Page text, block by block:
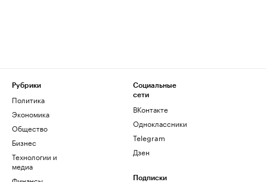
Рубрики
Политика
Экономика
Общество
Бизнес
Технологии и
медиа
Социальные
сети
ВКонтакте
Одноклассники
Telegram
Дзен
Подписки